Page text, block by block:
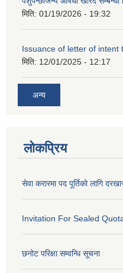
मिति: 01/19/2026 - 19:32
Issuance of letter of intent
मिति: 12/01/2025 - 12:17
अन्य
लोकप्रिय
सेवा करारमा पद पूर्तिको लागि
Invitation For Sealed
छनोट परिक्षा सम्वन्धि सूचना